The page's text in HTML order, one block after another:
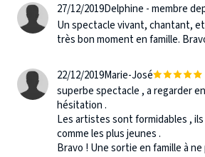
27/12/2019Delphine - membre
Un spectacle vivant, chantant,
très bon moment en famille.
22/12/2019Marie-José
superbe spectacle , a regarder
hésitation .
Les artistes sont formidables ,
comme les plus jeunes .
Bravo ! Une sortie en famille à ne